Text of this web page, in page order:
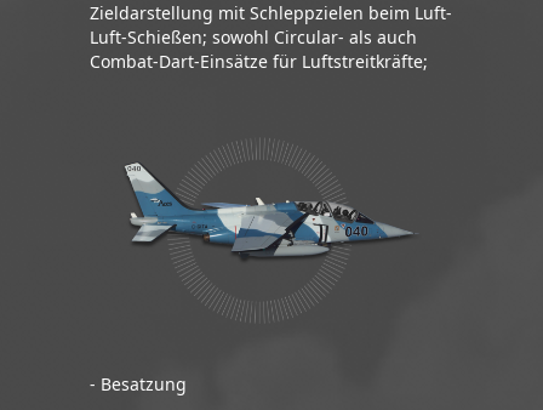
Zieldarstellung mit Schleppzielen beim Luft-
Luft-Schießen; sowohl Circular- als auch
Combat-Dart-Einsätze für Luftstreitkräfte;
- Besatzung